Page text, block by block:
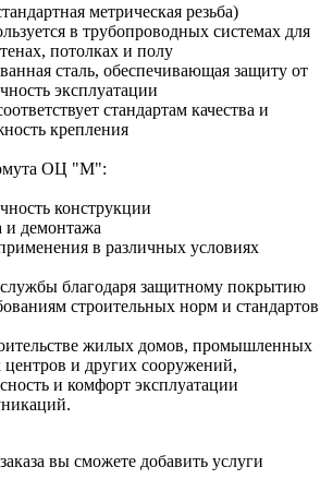
метрическая резьба)
в трубопроводных системах для
потолках и полу
сталь, обеспечивающая защиту от
эксплуатации
стандартам качества и
крепления
ОЦ "М":
конструкции
и демонтажа
в различных условиях
благодаря защитному покрытию
строительных норм и стандартов
жилых домов, промышленных
центров и других сооружений,
и комфорт эксплуатации
вы сможете добавить услуги